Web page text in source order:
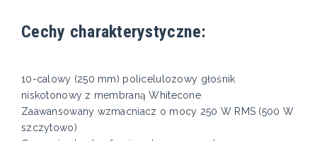
Cechy charakterystyczne:
10-calowy (250 mm) policelulozowy głośnik
niskotonowy z membraną Whitecone
Zaawansowany wzmacniacz o mocy 250 W RMS (500 W
szczytowo)